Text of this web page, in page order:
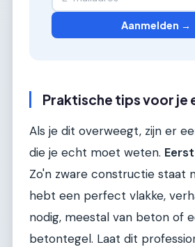
Aanmelden →
Praktische tips voor je
Als je dit overweegt, zijn er
die je echt moet weten.
Zo'n zware constructie staat
hebt een perfect vlakke,
nodig, meestal van beton of
betontegel. Laat dit